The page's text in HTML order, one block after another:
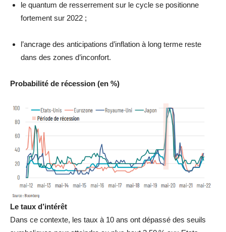
le quantum de resserrement sur le cycle se positionne
fortement sur 2022 ;
l’ancrage des anticipations d’inflation à long terme reste
dans des zones d’inconfort.
Probabilité de récession (en %)
Le taux d’intérêt
Dans ce contexte, les taux à 10 ans ont dépassé des seuils